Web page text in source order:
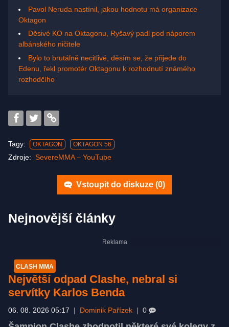
Pavol Neruda nastínil, jakou hodnotu má organizace
Oktagon
Děsivé KO na Oktagonu, Ryšavý padl pod náporem
albánského ničitele
Bylo to brutálně necitlivé, děsím se, že přijede do
Edenu, řekl promotér Oktagonu k rozhodnutí známého
rozhodčího
Tagy: OKTAGON OKTAGON 56
Zdroje: SevereMMA – YouTube
Vstoupit do diskuze (0)
Nejnovější články
CLASH MMA
Největší odpad Clashe, nebral si
servítky Karlos Benda
06. 08. 2026 05:17 Dominik Pařízek 0